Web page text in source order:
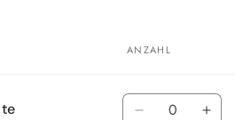
ANZAHL
Anzahl